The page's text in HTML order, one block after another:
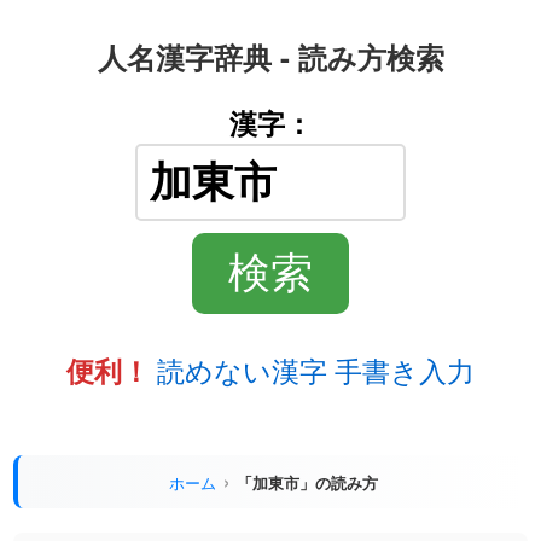
人名漢字辞典 - 読み方検索
漢字：
便利！ 読めない漢字 手書き入力
ホーム 「加東市」の読み方